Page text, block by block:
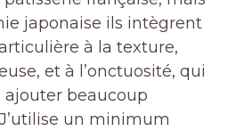
japonaise ils intègrent
à la texture,
et à l’onctuosité, qui
ajouter beaucoup
un minimum